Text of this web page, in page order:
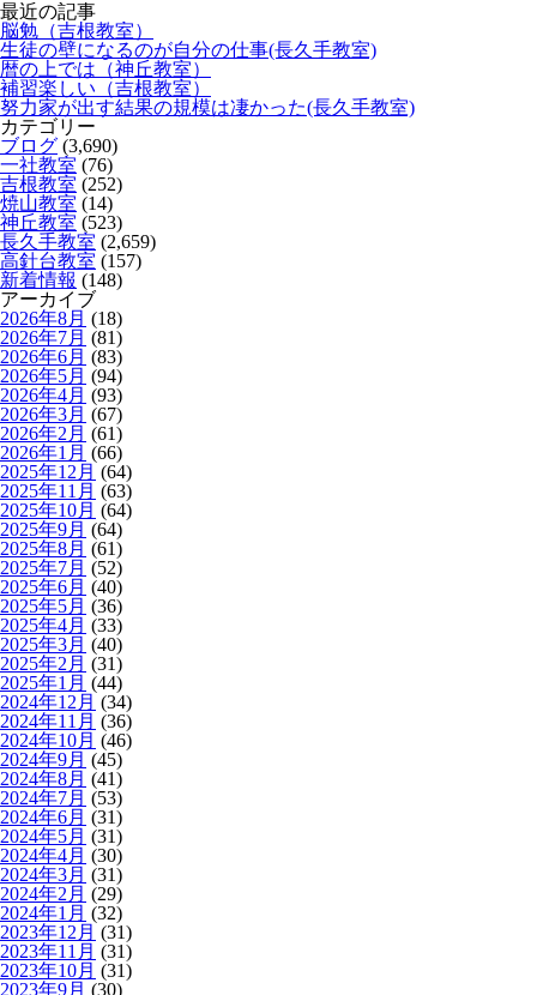
最近の記事
脳勉（吉根教室）
生徒の壁になるのが自分の仕事(長久手教室)
暦の上では（神丘教室）
補習楽しい（吉根教室）
努力家が出す結果の規模は凄かった(長久手教室)
カテゴリー
ブログ (3,690)
一社教室 (76)
吉根教室 (252)
焼山教室 (14)
神丘教室 (523)
長久手教室 (2,659)
高針台教室 (157)
新着情報 (148)
アーカイブ
2026年8月 (18)
2026年7月 (81)
2026年6月 (83)
2026年5月 (94)
2026年4月 (93)
2026年3月 (67)
2026年2月 (61)
2026年1月 (66)
2025年12月 (64)
2025年11月 (63)
2025年10月 (64)
2025年9月 (64)
2025年8月 (61)
2025年7月 (52)
2025年6月 (40)
2025年5月 (36)
2025年4月 (33)
2025年3月 (40)
2025年2月 (31)
2025年1月 (44)
2024年12月 (34)
2024年11月 (36)
2024年10月 (46)
2024年9月 (45)
2024年8月 (41)
2024年7月 (53)
2024年6月 (31)
2024年5月 (31)
2024年4月 (30)
2024年3月 (31)
2024年2月 (29)
2024年1月 (32)
2023年12月 (31)
2023年11月 (31)
2023年10月 (31)
2023年9月 (30)